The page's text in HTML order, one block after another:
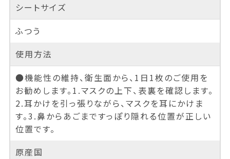
シートサイズ
ふつう
使用方法
●機能性の維持、衛生面から、1日1枚のご使用を
お勧めします。1.マスクの上下、表裏を確認します。
2.耳かけを引っ張りながら、マスクを耳にかけま
す。3.鼻からあごまですっぽり隠れる位置が正しい
位置です。
原産国